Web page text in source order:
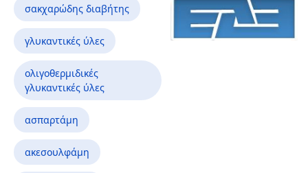
σακχαρώδης διαβήτης
γλυκαντικές ύλες
ολιγοθερμιδικές
γλυκαντικές ύλες
ασπαρτάμη
ακεσουλφάμη